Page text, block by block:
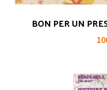
BON PER UN